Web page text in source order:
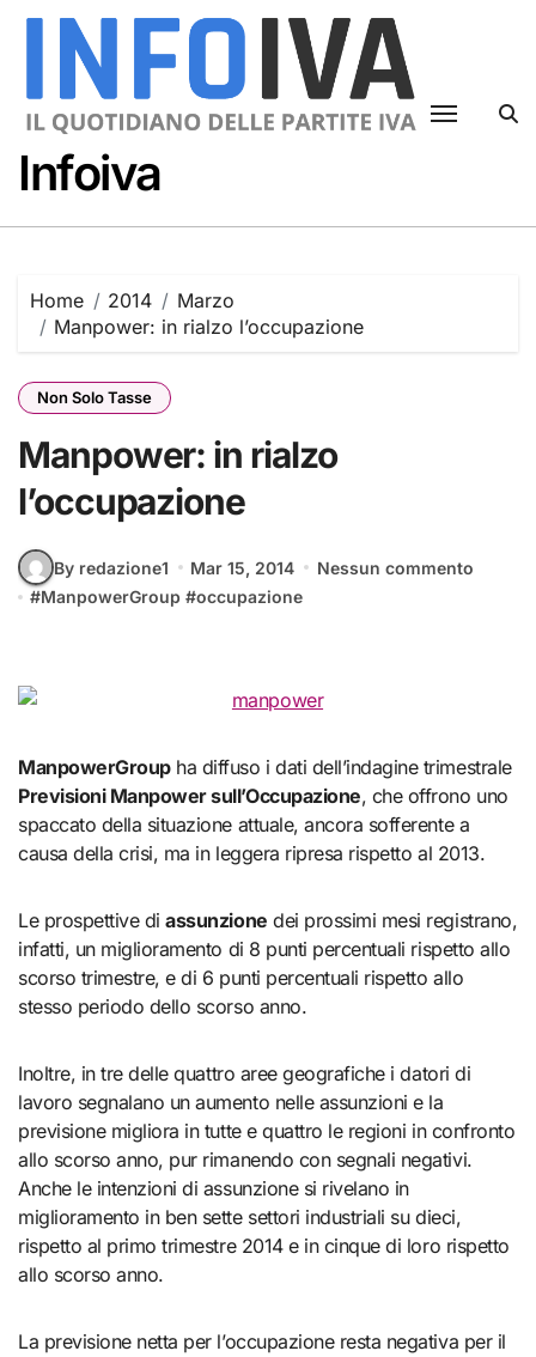
Skip
Infoiva
Home 2014
Marzo
Manpower: in rialzo l’occupazione
Non Solo Tasse
Manpower: in rialzo
l’occupazione
By redazione1 Mar 15, 2014
Nessun commento
#ManpowerGroup #occupazione
ManpowerGroupha diffuso i dati dell’indagine trimestrale
Previsioni Manpower sull’Occupazione, che offrono uno
spaccato della situazione attuale, ancora sofferente a
causa della crisi, ma in leggera ripresa rispetto al 2013.
Le prospettive diassunzione dei prossimi mesi registrano,
infatti, un miglioramento di 8 punti percentuali rispetto allo
scorso trimestre, e di 6 punti percentuali rispetto allo
stesso periodo dello scorso anno.
Inoltre, in tre delle quattro aree geografiche i datori di
lavoro segnalano un aumento nelle assunzioni e la
previsione migliora in tutte e quattro le regioni in confronto
allo scorso anno, pur rimanendo con segnali negativi.
Anche le intenzioni di assunzione si rivelano in
miglioramento in ben sette settori industriali su dieci,
rispetto al primo trimestre 2014 e in cinque di loro rispetto
allo scorso anno.
La previsione netta per l’occupazione resta negativa per il